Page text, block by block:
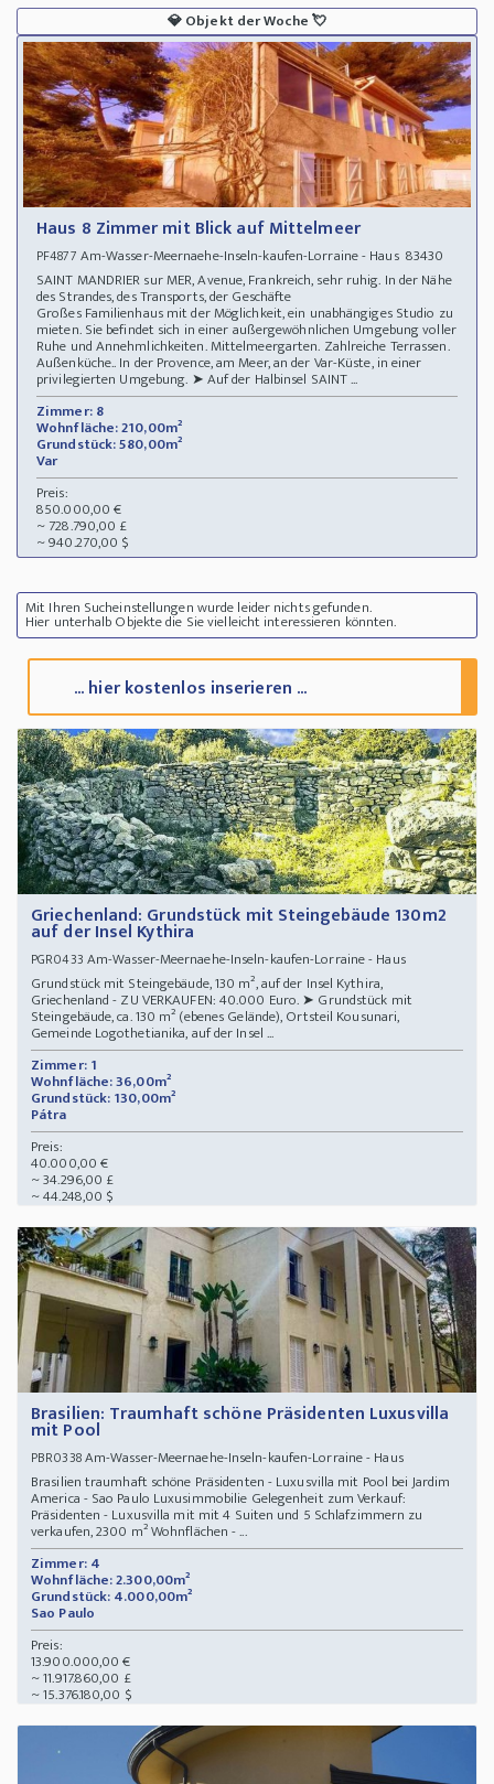
💎Objekt der Woche💘
Haus 8 Zimmer mit Blick auf Mittelmeer
PF4877 Am-Wasser-Meernaehe-Inseln-kaufen-Lorraine - Haus 83430
SAINT MANDRIER sur MER, Avenue, Frankreich, sehr ruhig. In der Nähe
des Strandes, des Transports, der Geschäfte
Großes Familienhaus mit der Möglichkeit, ein unabhängiges Studio zu
mieten. Sie befindet sich in einer außergewöhnlichen Umgebung voller
Ruhe und Annehmlichkeiten. Mittelmeergarten. Zahlreiche Terrassen.
Außenküche.. In der Provence, am Meer, an der Var-Küste, in einer
privilegierten Umgebung. ➤ Auf der Halbinsel SAINT ...
Zimmer: 8
Wohnfläche: 210,00m²
Grundstück: 580,00m²
Var
Preis:
850.000,00 €
~ 728.790,00 £
~ 940.270,00 $
Mit Ihren Sucheinstellungen wurde leider nichts gefunden.
Hier unterhalb Objekte die Sie vielleicht interessieren könnten.
... hier kostenlos inserieren ...
Griechenland: Grundstück mit Steingebäude 130m2
auf der Insel Kythira
PGR0433 Am-Wasser-Meernaehe-Inseln-kaufen-Lorraine - Haus
Grundstück mit Steingebäude, 130 m², auf der Insel Kythira,
Griechenland - ZU VERKAUFEN: 40.000 Euro. ➤ Grundstück mit
Steingebäude, ca. 130 m² (ebenes Gelände), Ortsteil Kousunari,
Gemeinde Logothetianika, auf der Insel ...
Zimmer: 1
Wohnfläche: 36,00m²
Grundstück: 130,00m²
Pátra
Preis:
40.000,00 €
~ 34.296,00 £
~ 44.248,00 $
Brasilien: Traumhaft schöne Präsidenten Luxusvilla
mit Pool
PBR0338Am-Wasser-Meernaehe-Inseln-kaufen-Lorraine - Haus
Brasilien traumhaft schöne Präsidenten - Luxusvilla mit Pool bei Jardim
America - Sao Paulo Luxusimmobilie Gelegenheit zum Verkauf:
Präsidenten - Luxusvilla mit mit 4 Suiten und 5 Schlafzimmern zu
verkaufen, 2300 m² Wohnflächen - ...
Zimmer: 4
Wohnfläche: 2.300,00m²
Grundstück: 4.000,00m²
Sao Paulo
Preis:
13.900.000,00 €
~ 11.917.860,00 £
~ 15.376.180,00 $